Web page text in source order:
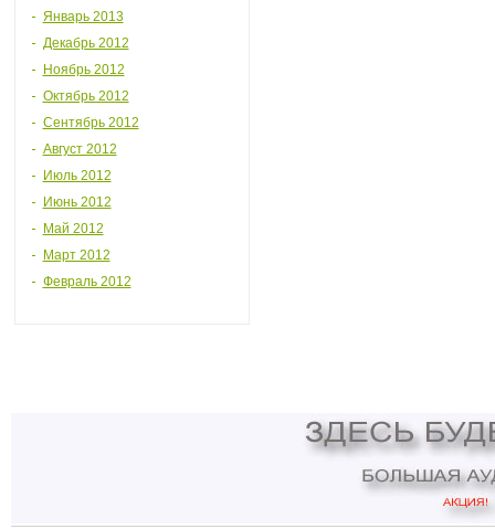
Январь 2013
Декабрь 2012
Ноябрь 2012
Октябрь 2012
Сентябрь 2012
Август 2012
Июль 2012
Июнь 2012
Май 2012
Март 2012
Февраль 2012